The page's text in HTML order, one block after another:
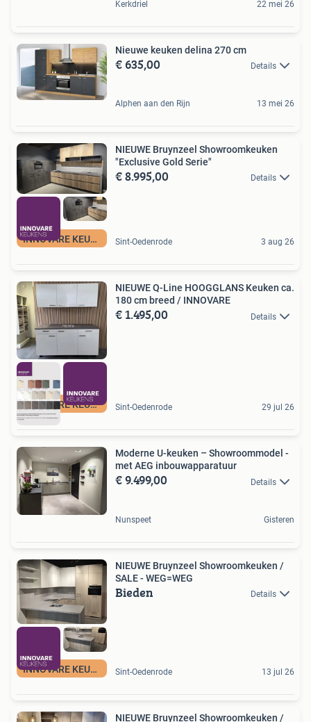
Kerkdriel 22 mei 26
Nieuwe keuken delina 270 cm
€ 635,00 Details
Alphen aan den Rijn 13 mei 26
INNOVARE KEUKENS
NIEUWE Bruynzeel Showroomkeuken
"Exclusive Gold Serie"
€ 8.995,00 Details
Sint-Oedenrode 3 aug 26
INNOVARE KEUKENS
NIEUWE Q-Line HOOGGLANS Keuken ca.
180 cm breed / INNOVARE
€ 1.495,00 Details
Sint-Oedenrode 29 jul 26
Moderne U-keuken – Showroommodel -
met AEG inbouwapparatuur
€ 9.499,00 Details
Nunspeet Gisteren
INNOVARE KEUKENS
NIEUWE Bruynzeel Showroomkeuken /
SALE - WEG=WEG
Bieden Details
Sint-Oedenrode 13 jul 26
NIEUWE Bruynzeel Showroomkeuken /